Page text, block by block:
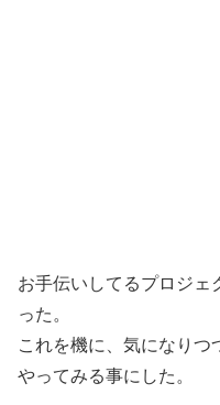
お手伝いしてるプロジェ
った。
これを機に、気になりつ
やってみる事にした。